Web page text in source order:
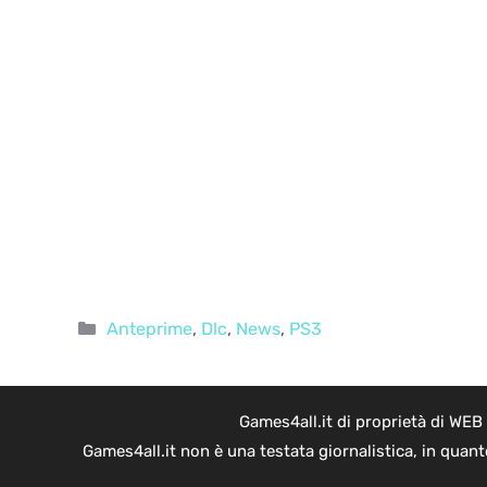
Categorie
Anteprime, Dlc, News, PS3
Games4all.it di proprietà di
Games4all.it non è una testata giornalistica, in